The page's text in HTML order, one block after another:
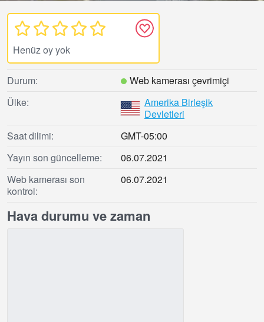
Henüz oy yok
Durum:
Web kamerası çevrimiçi
Ülke:
Amerika Birleşik
Devletleri
Saat dilimi:
GMT-05:00
Yayın son güncelleme:
06.07.2021
Web kamerası son
kontrol:
06.07.2021
Hava durumu ve zaman